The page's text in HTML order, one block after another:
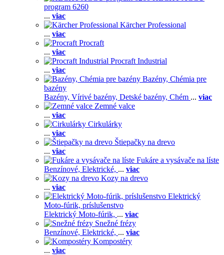
program 6260
... viac
Kärcher Professional
... viac
Procraft
... viac
Procraft Industrial
... viac
Bazény, Chémia pre
bazény
Bazény, Vírivé bazény, Detské bazény, Chém ... viac
Zemné valce
... viac
Cirkulárky
... viac
Štiepačky na drevo
... viac
Fukáre a vysávače na líste
Benzínové, Elektrické, ... viac
Kozy na drevo
... viac
Elektrický
Moto-fúrik, príslušenstvo
Elektrický Moto-fúrik, ... viac
Snežné frézy
Benzínové, Elektrické, ... viac
Kompostéry
... viac